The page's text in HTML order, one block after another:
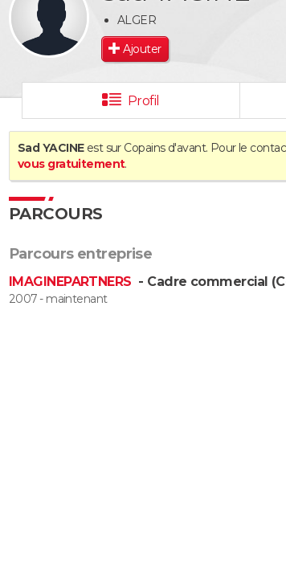
ALGER
Ajouter
Profil
Sad YACINEest sur Copains d'avant. Pour le
vous gratuitement.
PARCOURS
Parcours entreprise
IMAGINEPARTNERS - Cadre commercial
2007 - maintenant